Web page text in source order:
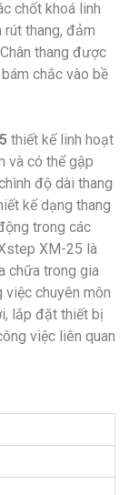
chốt khoá linh
thang, đảm
thang được
chắc vào bề
thiết kế linh hoạt
và có thể gập
độ dài thang
kế dạng thang
trong các
XM-25 là
chữa trong gia
chuyên môn
lắp đặt thiết bị
việc liên quan